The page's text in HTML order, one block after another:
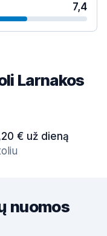
7,4
Larnakos
€ už dieną
nuomos